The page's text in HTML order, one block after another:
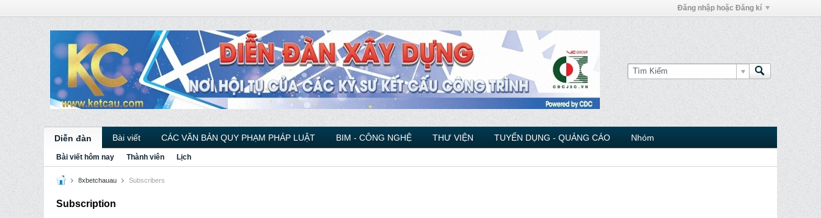
Đăng nhập hoặc Đăng kí
Diễn đàn Bài viết CÁC VĂN BẢN QUY PHẠM PHÁP LUẬT BIM - CÔNG NGHỆ THƯ VIỆN TUYỂN DỤNG - QUẢNG CÁO Nhóm
Bài viết hôm nay Thành viên Lịch
8xbetchauau Subscribers
Subscription